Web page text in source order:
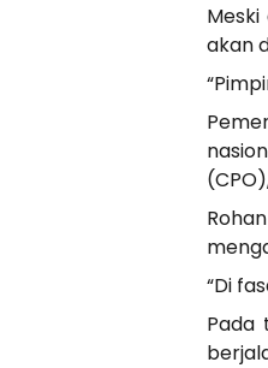
akan
“Di
Pada